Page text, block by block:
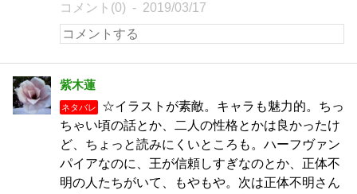
コメント(0) 2019/03/17
紫木蓮
ネタバレ
☆イラストが素敵。キャラも魅力的。ちっ
ちゃい頃の話とか、二人の性格とかは良かったけ
ど、ちょっと読みにくいところも。ハーフヴァン
パイアなのに、王が信頼しすぎなのとか、正体不
明の人たちがいて、もやもや。次は正体不明さん